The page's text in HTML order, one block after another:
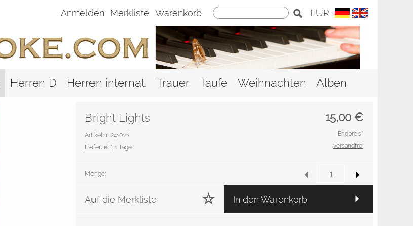
Anmelden Merkliste Warenkorb EUR
Herren D Herren internat. Trauer Taufe Weihnachten Alben
15,00€
Bright Lights
Artikelnr.: 241016
Lieferzeit*: 1 Tage
Endpreis*
versandfrei
Menge:
Auf die Merkliste In den Warenkorb